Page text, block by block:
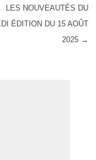
LES NOUVEAUTÉS DU
ÉDITION DU 15 AOÛT
2025 →